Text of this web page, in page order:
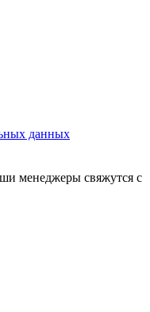
данных
менеджеры свяжутся с